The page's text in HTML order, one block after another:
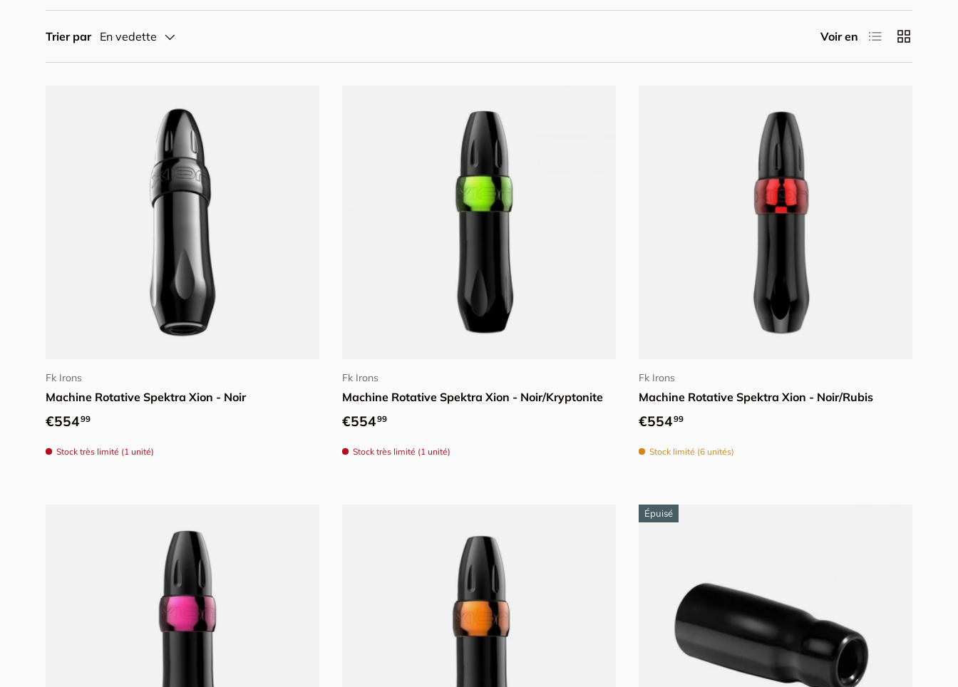
Trier par En vedette Voir en Liste Grille
Fk Irons
Machine Rotative Spektra Xion - Noir
Prix habituel
€55499
Stock très limité (1 unité)
Fk Irons
Machine Rotative Spektra Xion - Noir/Kryptonite
Prix habituel
€55499
Stock très limité (1 unité)
Fk Irons
Machine Rotative Spektra Xion - Noir/Rubis
Prix habituel
€55499
Stock limité (6 unités)
Épuisé